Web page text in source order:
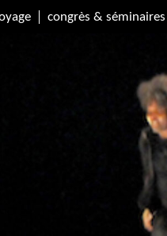
congrès & séminaires